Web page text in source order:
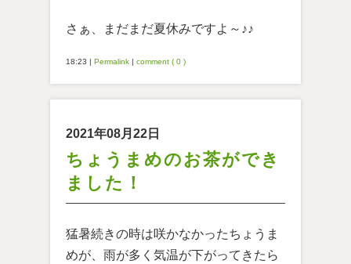
さぁ、まだまだ夏休みですよ～♪♪
18:23 | Permalink | comment ( 0 )
2021年08月22日
ちょうまめのお茶ができ
ました！
猛暑続きの時は咲かなかったちょうま
めが、雨が多く気温が下がってきたら